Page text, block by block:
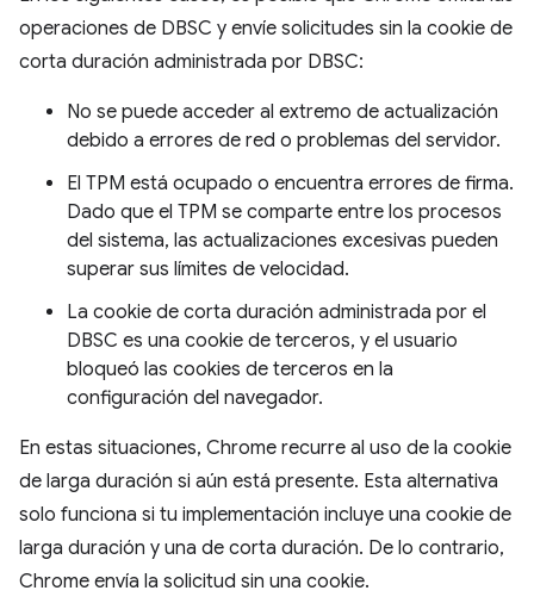
operaciones de DBSC y envíe solicitudes sin la cookie de
corta duración administrada por DBSC:
No se puede acceder al extremo de actualización
debido a errores de red o problemas del servidor.
El TPM está ocupado o encuentra errores de firma.
Dado que el TPM se comparte entre los procesos
del sistema, las actualizaciones excesivas pueden
superar sus límites de velocidad.
La cookie de corta duración administrada por el
DBSC es una cookie de terceros, y el usuario
bloqueó las cookies de terceros en la
configuración del navegador.
En estas situaciones, Chrome recurre al uso de la cookie
de larga duración si aún está presente. Esta alternativa
solo funciona si tu implementación incluye una cookie de
larga duración y una de corta duración. De lo contrario,
Chrome envía la solicitud sin una cookie.